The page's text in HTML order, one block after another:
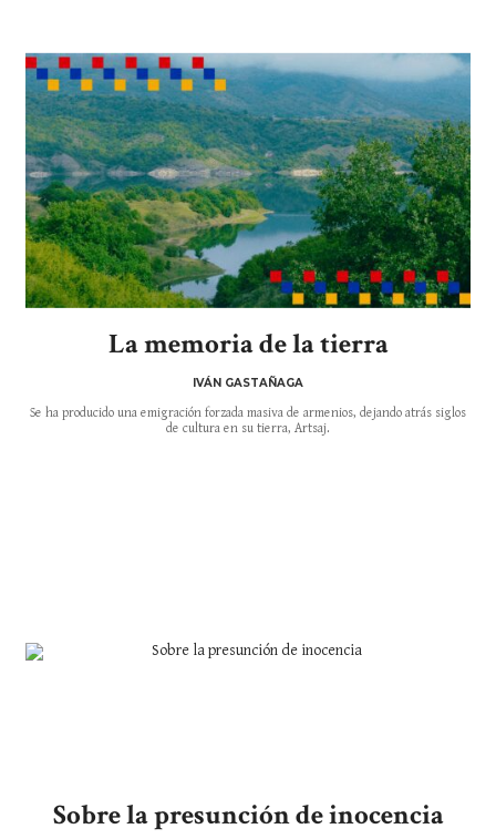
La memoria de la tierra
IVÁN GASTAÑAGA
Se ha producido una emigración forzada masiva de armenios, dejando atrás siglos
de cultura en su tierra, Artsaj.
Sobre la presunción de inocencia